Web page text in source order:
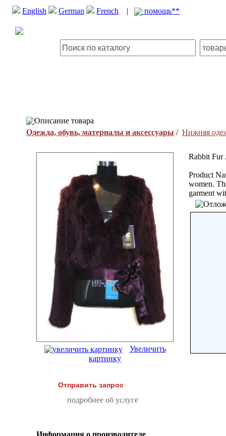
English German French | помощь**
Описание товара
Одежда, обувь, материалы и аксессуары / Нижняя
Увеличить
картинку
Отправить запрос
подробнее об услуге
Информация о производителе
Rabbit Fur
Product
women.
garment